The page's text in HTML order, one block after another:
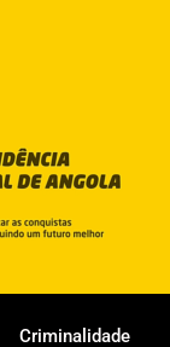
Criminalidade